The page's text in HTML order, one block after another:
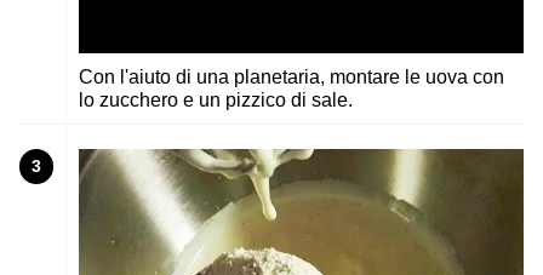
Con l'aiuto di una planetaria, montare le uova con
lo zucchero e un pizzico di sale.
3